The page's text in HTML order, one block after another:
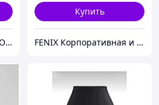
Рекламное агентство ВОТ ТАК!
Купить
FENIX Корпоративная и школьная форма